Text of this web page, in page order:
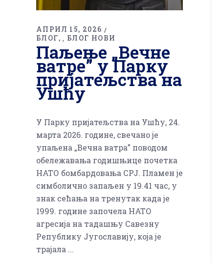
АПРИЛ 15, 2026
БЛОГ
БЛОГ НОВИ
Паљење „Вечне
ватре” у Парку
пријатељства на
Ушћу
У Парку пријатељства на Ушћу, 24.
марта 2026. године, свечано је
упаљена „Вечна ватра” поводом
обележавања годишњице почетка
НАТО бомбардовања СРЈ. Пламен је
симболично запаљен у 19.41 час, у
знак сећања на тренутак када је
1999. године започела НАТО
агресија на тадашњу Савезну
Републику Југославију, која је
трајала